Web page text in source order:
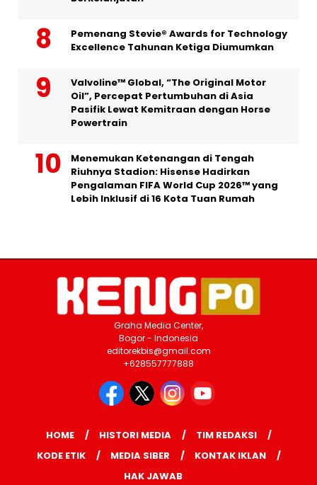
Pemenang Stevie® Awards for Technology
Excellence Tahunan Ketiga Diumumkan
Valvoline™ Global, “The Original Motor
Oil”, Percepat Pertumbuhan di Asia
Pasifik Lewat Kemitraan dengan Horse
Powertrain
Menemukan Ketenangan di Tengah
Riuhnya Stadion: Hisense Hadirkan
Pengalaman FIFA World Cup 2026™ yang
Lebih Inklusif di 16 Kota Tuan Rumah
Graha Media Center,
Bogor - Indonesia
editorekbis@gmail.com
+628557777888
HOME HISTORI MEDIA
TIM REDAKSI
KODE ETIK
MEDIA SIBER
KONTAK IKLAN
HAK JAWAB